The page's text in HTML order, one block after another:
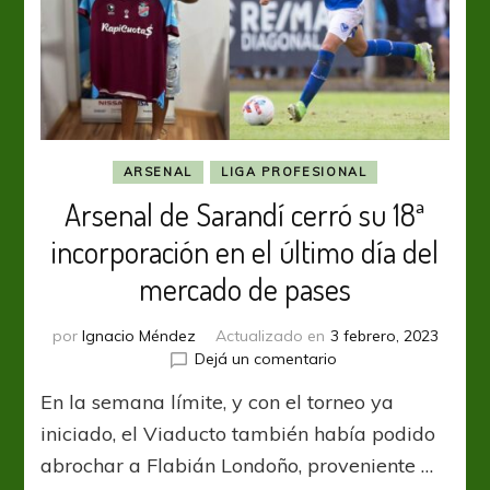
ARSENAL LIGA PROFESIONAL
Arsenal de Sarandí cerró su 18ª
incorporación en el último día del
mercado de pases
por Ignacio Méndez Actualizado en 3 febrero, 2023
Dejá un comentarioen
de
Sarandí
su
En la semana límite, y con el torneo ya
iniciado, el Viaducto también había podido
abrochar a Flabián Londoño, proveniente …